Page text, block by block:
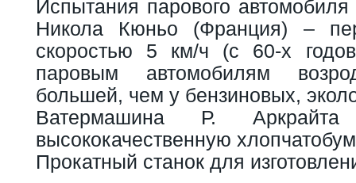
Испытания парового автомобиля
Никола Кюньо (Франция) –
скоростью 5 км/ч (с 60-х
паровым автомобилям
большей, чем у бензиновых,
Ватермашина Р.
высококачественную
Прокатный станок для